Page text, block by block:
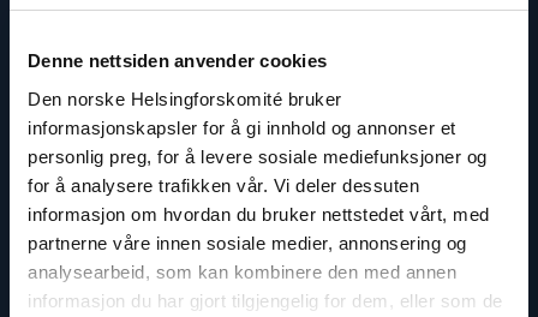
Denne nettsiden anvender cookies
Den norske Helsingforskomité bruker
informasjonskapsler for å gi innhold og annonser et
personlig preg, for å levere sosiale mediefunksjoner og
for å analysere trafikken vår. Vi deler dessuten
informasjon om hvordan du bruker nettstedet vårt, med
partnerne våre innen sosiale medier, annonsering og
analysearbeid, som kan kombinere den med annen
informasjon du har gjort tilgjengelig for dem, eller som de
Leder, Documentation and Accountability Hub
E-post:lw@nhc.no
Telefon: +47 97 69 75 53
Twitter: @lenewett
article
"Dag